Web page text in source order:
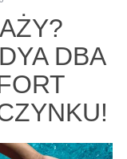
DBA